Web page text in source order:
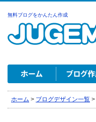
無料ブログをかんたん作成
ホーム > ブログデザイン一覧 >